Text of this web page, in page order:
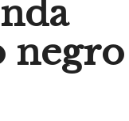
negro